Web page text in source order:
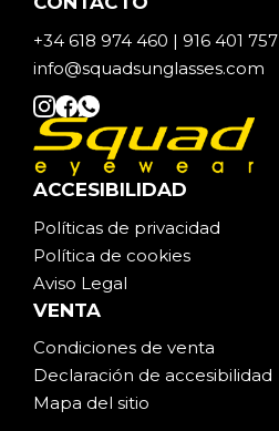
+34 618 974 460 | 916 401 757
info@squadsunglasses.com
ACCESIBILIDAD
Políticas de privacidad
Política de cookies
Aviso Legal
VENTA
Condiciones de venta
Declaración de accesibilidad
Mapa del sitio